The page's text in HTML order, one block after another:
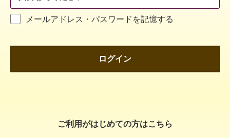
メールアドレス・パスワードを記憶する
ログイン
ご利用がはじめての方はこちら